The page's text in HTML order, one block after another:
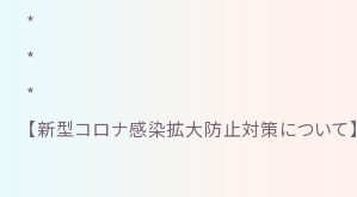
*
*
*
【新型コロナ感染拡大防止対策について】